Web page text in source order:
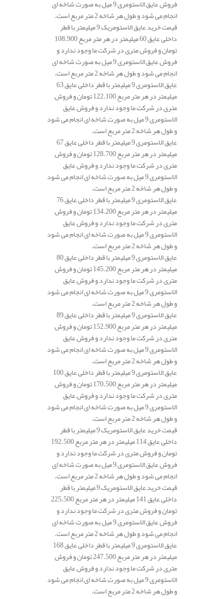
فروش عایق الاستومری 9 میل به صورت شاخه ای
انجام می شود و طول هر شاخه 2 متر مربع است.
قیمت خرید عایق الاستومریک 9 میلیمتر با قطر
داخلی عایق 60 میلیمتر در هر متر مربع 108.900
تومان و فروش متری در شرکت ما وجود ندارد و
فروش عایق الاستومری 9 میل به صورت شاخه ای
انجام می شود و طول هر شاخه 2 متر مربع است.
عایق الاستومری 9 میلیمتر با قطر داخلی عایق 63
میلیمتر در هر متر مربع 122.100 تومان و فروش
متری در شرکت ما وجود ندارد و فروش عایق
الاستومری 9 میل به صورت شاخه ای انجام می شود
و طول هر شاخه 2 متر مربع است.
عایق الاستومری 9 میلیمتر با قطر داخلی عایق 67
میلیمتر در هر متر مربع 128.700 تومان و فروش
متری در شرکت ما وجود ندارد و فروش عایق
الاستومری 9 میل به صورت شاخه ای انجام می شود
و طول هر شاخه 2 متر مربع است.
عایق الاستومری 9 میلیمتر با قطر داخلی عایق 76
میلیمتر در هر متر مربع 134.200 تومان و فروش
متری در شرکت ما وجود ندارد و فروش عایق
الاستومری 9 میل به صورت شاخه ای انجام می شود
و طول هر شاخه 2 متر مربع است.
عایق الاستومری 9 میلیمتر با قطر داخلی عایق 80
میلیمتر در هر متر مربع 145.200 تومان و فروش
متری در شرکت ما وجود ندارد و فروش عایق
الاستومری 9 میل به صورت شاخه ای انجام می شود
و طول هر شاخه 2 متر مربع است.
عایق الاستومری 9 میلیمتر با قطر داخلی عایق 89
میلیمتر در هر متر مربع 152.900 تومان و فروش
متری در شرکت ما وجود ندارد و فروش عایق
الاستومری 9 میل به صورت شاخه ای انجام می شود
و طول هر شاخه 2 متر مربع است.
عایق الاستومری 9 میلیمتر با قطر داخلی عایق 100
میلیمتر در هر متر مربع 170.500 تومان و فروش
متری در شرکت ما وجود ندارد و فروش عایق
الاستومری 9 میل به صورت شاخه ای انجام می شود
و طول هر شاخه 2 متر مربع است.
قیمت خرید عایق الاستومریک 9 میلیمتر با قطر
داخلی عایق 114 میلیمتر در هر متر مربع 192.500
تومان و فروش متری در شرکت ما وجود ندارد و
فروش عایق الاستومری 9 میل به صورت شاخه ای
انجام می شود و طول هر شاخه 2 متر مربع است.
قیمت خرید عایق الاستومریک 9 میلیمتر با قطر
داخلی عایق 141 میلیمتر در هر متر مربع 225.500
تومان و فروش متری در شرکت ما وجود ندارد و
فروش عایق الاستومری 9 میل به صورت شاخه ای
انجام می شود و طول هر شاخه 2 متر مربع است.
عایق الاستومری 9 میلیمتر با قطر داخلی عایق 168
میلیمتر در هر متر مربع 247.500 تومان و فروش
متری در شرکت ما وجود ندارد و فروش عایق
الاستومری 9 میل به صورت شاخه ای انجام می شود
و طول هر شاخه 2 متر مربع است.